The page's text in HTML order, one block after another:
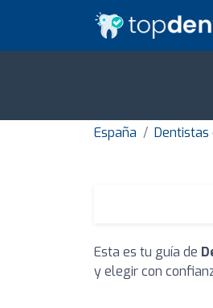
España Dentistas
Esta es tu guía de
y elegir con